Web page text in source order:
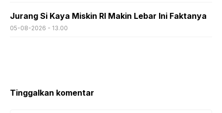
Jurang Si Kaya Miskin RI Makin Lebar Ini Faktanya
05-08-2026 - 13.00
Tinggalkan komentar